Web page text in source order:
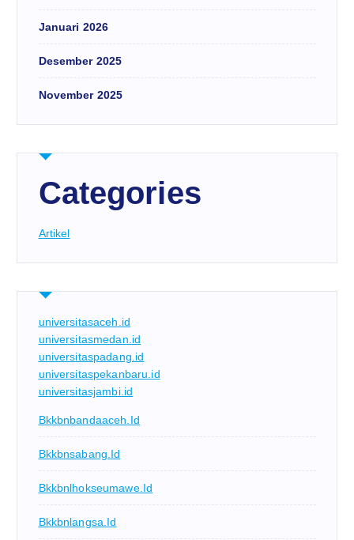
Januari 2026
Desember 2025
November 2025
Categories
Artikel
universitasaceh.id
universitasmedan.id
universitaspadang.id
universitaspekanbaru.id
universitasjambi.id
Bkkbnbandaaceh.id
Bkkbnsabang.id
Bkkbnlhokseumawe.id
Bkkbnlangsa.id